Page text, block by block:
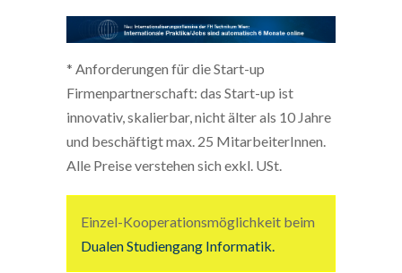
* Anforderungen für die Start-up
Firmenpartnerschaft: das Start-up ist
innovativ, skalierbar, nicht älter als 10 Jahre
und beschäftigt max. 25 MitarbeiterInnen.
Alle Preise verstehen sich exkl. USt.
Einzel-Kooperationsmöglichkeit beim
Dualen Studiengang Informatik.